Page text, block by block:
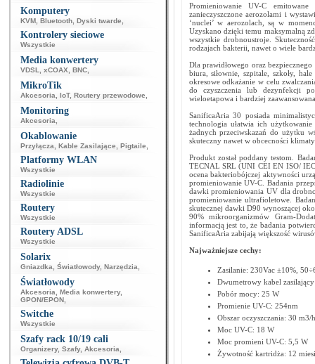
Komputery
KVM Bluetooth Dyski twarde
Kontrolery sieciowe
Wszystkie
Media konwertery
VDSL xCOAX BNC
MikroTik
Akcesoria IoT, Routery przewodowe
Monitoring
Akcesoria
Okablowanie
Przyłącza Kable Zasilające Pigtaile
Platformy WLAN
Wszystkie
Radiolinie
Wszystkie
Routery
Wszystkie
Routery ADSL
Wszystkie
Solarix
Gniazdka Światłowody, Narzędzia
Światłowody
Akcesoria Media konwertery,
GPON/EPON
Switche
Wszystkie
Szafy rack 10/19 cali
Organizery, Szafy, Akcesoria
Promieniowanie UV-C
zanieczyszczone aerozolami i
‘nuclei’ w aerozolach, są w
Uzyskano dzięki temu maksymalną
wszystkie drobnoustroje.
rodzajach bakterii, nawet o wiele
Dla prawidłowego oraz
biura, siłownie, szpitale, szkoły,
okresowe odkażanie w celu
do czyszczenia lub dezynfekcji
wieloetapowa i bardziej
SanificaAria 30 posiada
technologia ułatwia ich
żadnych przeciwskazań do użytku
skuteczny nawet w obcecności
Produkt został poddany testom.
TECNAL SRL (UNI CEI EN ISO/
ocena bakteriobójczej aktywności
promieniowanie UV-C. Badania
dawki promieniowania UV dla
promieniowanie ultrafioletowe.
skutecznej dawki D90 wynoszącej
90% mikroorganizmów Gram-
informacją jest to, że badania
SanificaAria zabijają większość
Najważniejsze cechy:
Zasilanie: 230Vac ±10%,
Dwumetrowy kabel zasilający
Pobór mocy: 25 W
Promienie UV-C: 254nm
Obszar oczyszczania: 30 m3/h
Moc UV-C: 18 W
Moc promieni UV-C: 5,5 W
Żywotność kartridża: 12